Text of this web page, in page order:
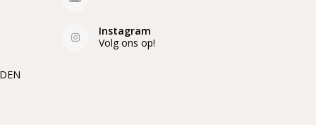
Instagram
Volg ons op!